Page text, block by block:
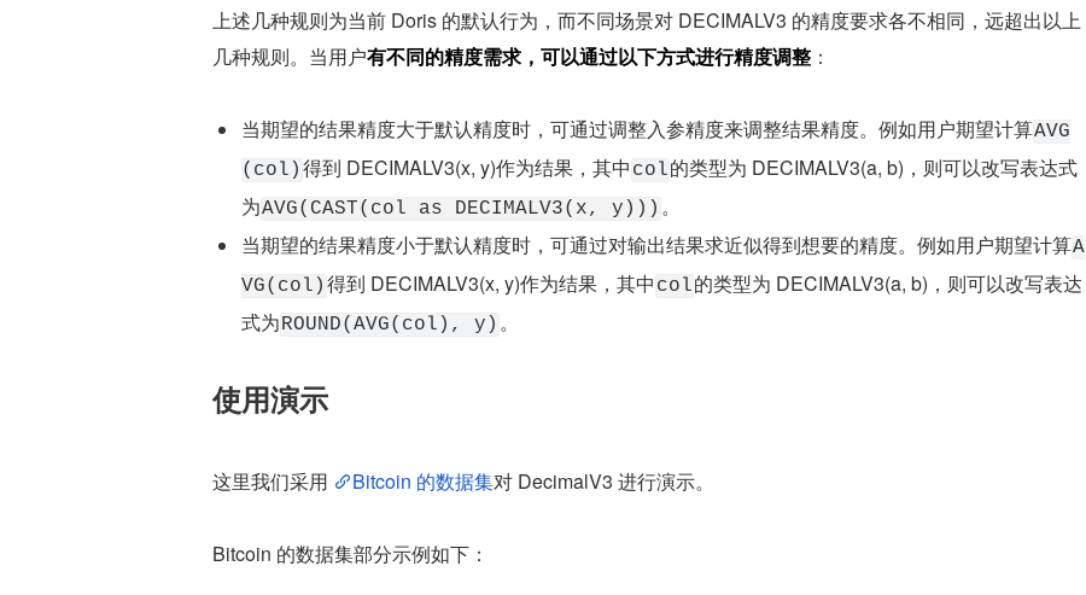
上述几种规则为当前 Doris 的默认行为，而不同场景对 DECIMALV3 的精度要求各不相同，远超出以上
几种规则。当用户有不同的精度需求，可以通过以下方式进行精度调整 ：
当期望的结果精度大于默认精度时，可通过调整入参精度来调整结果精度。例如用户期望计算AVG
(col) 得到 DECIMALV3(x, y)作为结果，其中 col的类型为 DECIMALV3(a, b)，则可以改写表达式
为AVG(CAST(col as DECIMALV3(x, y))) 。
当期望的结果精度小于默认精度时，可通过对输出结果求近似得到想要的精度。例如用户期望计算A
VG(col) 得到 DECIMALV3(x, y)作为结果，其中 col的类型为 DECIMALV3(a, b)，则可以改写表达
式为ROUND(AVG(col), y) 。
使用演示
这里我们采用 Bitcoin 的数据集对 DecimalV3 进行演示。
Bitcoin 的数据集部分示例如下：